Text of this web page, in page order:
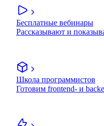
Бесплатные вебинары
Рассказывают и
Школа программистов
Готовим frontend- и